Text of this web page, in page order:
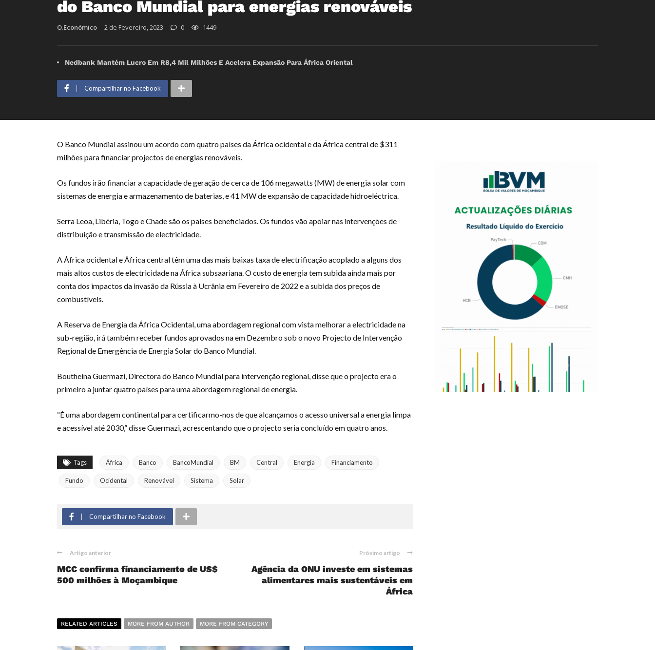
do Banco Mundial para energias renováveis
O.Económico 2 de Fevereiro, 2023 0 1449
Nedbank Mantém Lucro Em R8,4 Mil Milhões E Acelera Expansão Para África Oriental
Compartilhar no Facebook
O Banco Mundial assinou um acordo com quatro países da África ocidental e da África central de $311
milhões para financiar projectos de energias renováveis.
Os fundos irão financiar a capacidade de geração de cerca de 106 megawatts (MW) de energia solar com
sistemas de energia e armazenamento de baterias, e 41 MW de expansão de capacidade hidroeléctrica.
Serra Leoa, Libéria, Togo e Chade são os países beneficiados. Os fundos vão apoiar nas intervenções de
distribuição e transmissão de electricidade.
A África ocidental e África central têm uma das mais baixas taxa de electrificação acoplado a alguns dos
mais altos custos de electricidade na África subsaariana. O custo de energia tem subida ainda mais por
conta dos impactos da invasão da Rússia à Ucrânia em Fevereiro de 2022 e a subida dos preços de
combustíveis.
A Reserva de Energia da África Ocidental, uma abordagem regional com vista melhorar a electricidade na
sub-região, irá também receber fundos aprovados na em Dezembro sob o novo Projecto de Intervenção
Regional de Emergência de Energia Solar do Banco Mundial.
Boutheina Guermazi, Directora do Banco Mundial para intervenção regional, disse que o projecto era o
primeiro a juntar quatro países para uma abordagem regional de energia.
“É uma abordagem continental para certificarmo-nos de que alcançamos o acesso universal a energia limpa
e acessível até 2030,” disse Guermazi, acrescentando que o projecto seria concluído em quatro anos.
Tags África Banco BancoMundial BM Central Energia Financiamento
Fundo Ocidental Renovável Sistema Solar
Compartilhar no Facebook
Artigo anterior
MCC confirma financiamento de US$
500 milhões à Moçambique
Próximo artigo
Agência da ONU investe em sistemas
alimentares mais sustentáveis em
África
RELATED ARTICLES MORE FROM AUTHOR MORE FROM CATEGORY